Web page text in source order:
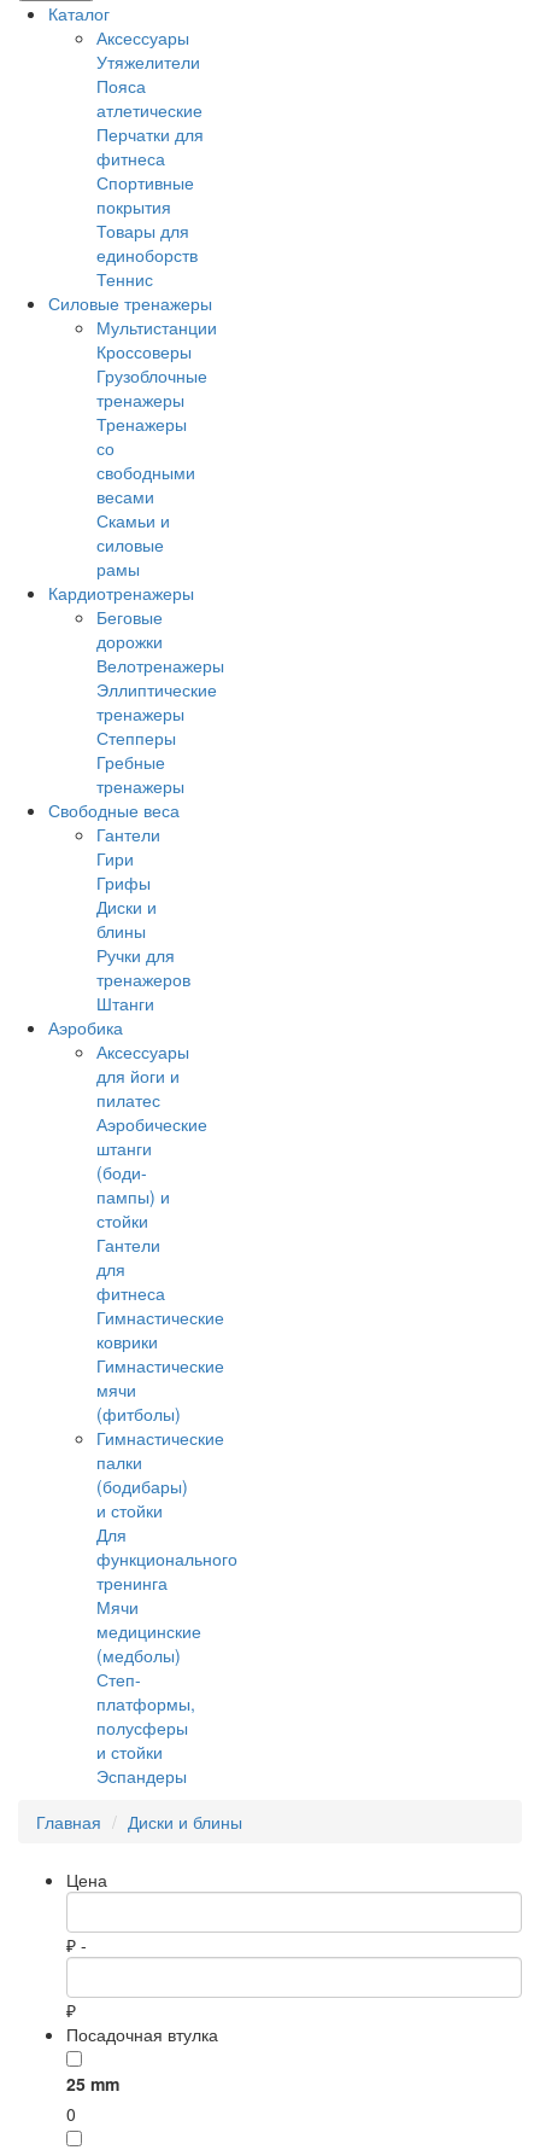
Каталог
Аксессуары
Утяжелители
Пояса
атлетические
Перчатки для
фитнеса
Спортивные
покрытия
Товары для
единоборств
Теннис
Силовые тренажеры
Мультистанции
Кроссоверы
Грузоблочные
тренажеры
Тренажеры
со
свободными
весами
Скамьи и
силовые
рамы
Кардиотренажеры
Беговые
дорожки
Велотренажеры
Эллиптические
тренажеры
Степперы
Гребные
тренажеры
Свободные веса
Гантели
Гири
Грифы
Диски и
блины
Ручки для
тренажеров
Штанги
Аэробика
Аксессуары
для йоги и
пилатес
Аэробические
штанги
(боди-
пампы) и
стойки
Гантели
для
фитнеса
Гимнастические
коврики
Гимнастические
мячи
(фитболы)
Гимнастические
палки
(бодибары)
и стойки
Для
функционального
тренинга
Мячи
медицинские
(медболы)
Степ-
платформы,
полусферы
и стойки
Эспандеры
Главная
Диски и блины
Цена
₽ -
₽
Посадочная втулка
25 mm
0